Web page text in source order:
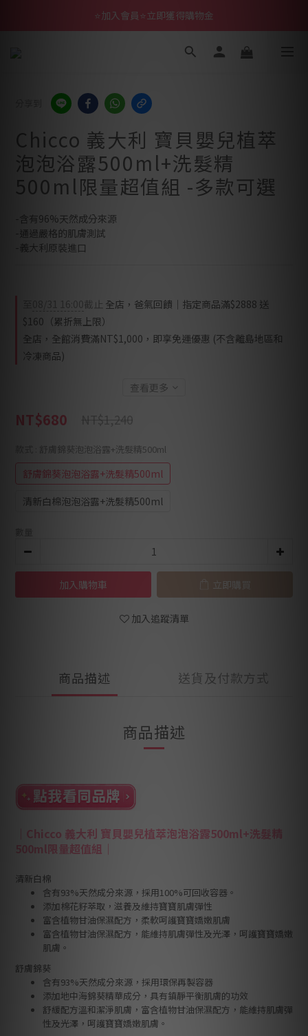
⭐加入會員⭐立即獲得購物金
Chicco 義大利 寶貝嬰兒植萃
泡泡浴露500ml+洗髮精
500ml限量超值組 -多款可選
-含有96%天然成分來源
-通過嚴格的肌膚測試
-義大利原裝進口
08/31 16:00截止 全店，爸氣回饋｜指定商品滿$2888 送
$160（累折無上限）
全店，全館消費滿NT$1,000，即享免運優惠 (不含離島地區和
冷凍商品)
查看更多
NT$680 NT$1,240
: 舒膚錦葵泡泡浴露+洗髮精500ml
舒膚錦葵泡泡浴露+洗髮精500ml
清新白棉泡泡浴露+洗髮精500ml
加入購物車 立即購買
加入追蹤清單
商品描述 送貨及付款方式
商品描述
Chicco 義大利 寶貝嬰兒植萃泡泡浴露500ml+洗髮精
500ml限量超值組 ｜
清新白棉
含有93%天然成分來源，採用100%可回收容器。
添加棉花籽萃取，滋養及維持寶寶肌膚彈性
富含植物甘油保濕配方，柔軟呵護寶寶嬌嫩肌膚
富含植物甘油保濕配方，能維持肌膚彈性及光澤，呵護寶寶嬌嫩
肌膚。
舒膚錦葵
含有93%天然成分來源，採用環保再製容器
添加地中海錦葵精華成分，具有鎮靜平衡肌膚的功效
舒緩配方溫和潔淨肌膚，富含植物甘油保濕配方，能維持肌膚彈
性及光澤，呵護寶寶嬌嫩肌膚。